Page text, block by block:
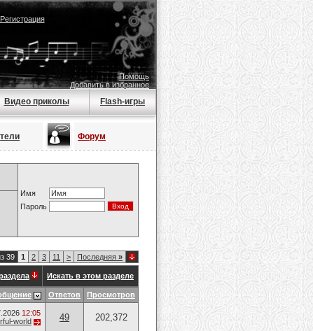
Регистрация
Помощь
Добавить в избранное
Видео приколы Flash-игры
Форум
Имя
Пароль
39 1 2 3 11 > Последняя »
Искать в этом разделе
Ответов Просмотров
12:05
world 49 202,372